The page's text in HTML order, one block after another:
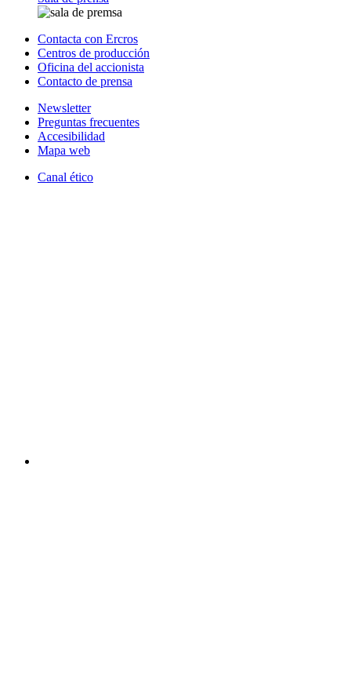
Contacta con Ercros
Centros de producción
Oficina del accionista
Contacto de prensa
Newsletter
Preguntas frecuentes
Accesibilidad
Mapa web
Canal ético